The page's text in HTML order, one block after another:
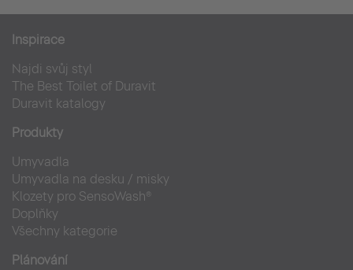
Inspirace
Najdi svůj styl
The Best Toilet of Duravit
Duravit katalogy
Produkty
Umyvadla
Umyvadla na desku / misky
Klozety pro SensoWash®
Doplňky
Všechny kategorie
Plánování